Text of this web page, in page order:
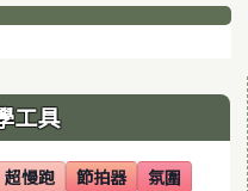
工具
超慢跑 節拍器 氛圍